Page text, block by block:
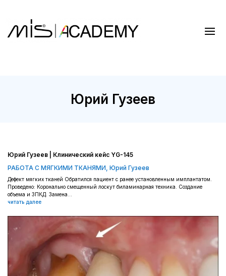
Юрий Гузеев
Юрий Гузеев | Клинический кейс YG-145
РАБОТА С МЯГКИМИ ТКАНЯМИ, Юрий Гузеев
Дефект мягких тканей Обратился пациент с ранее установленным имплантатом.
Проведено: Коронально смещенный лоскут биламинарная техника. Создание
объема и ЗПКД. Замена...
читать далее